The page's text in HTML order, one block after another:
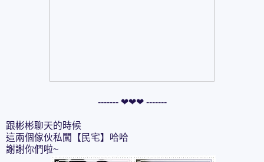
------- ❤❤❤ -------
跟彬彬聊天的時候
這兩個傢伙私闖【民宅】哈哈
謝謝你們啦~